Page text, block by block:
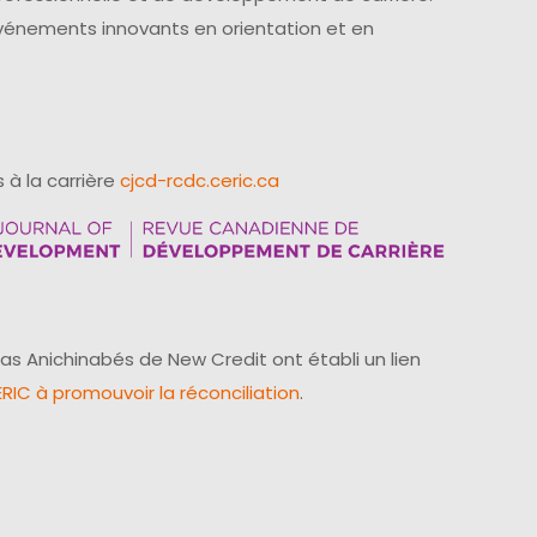
innovants en orientation et en
à la carrière cjcd-rcdc.ceric.ca
Anichinabés de New Credit ont établi un lien
à promouvoir la réconciliation.